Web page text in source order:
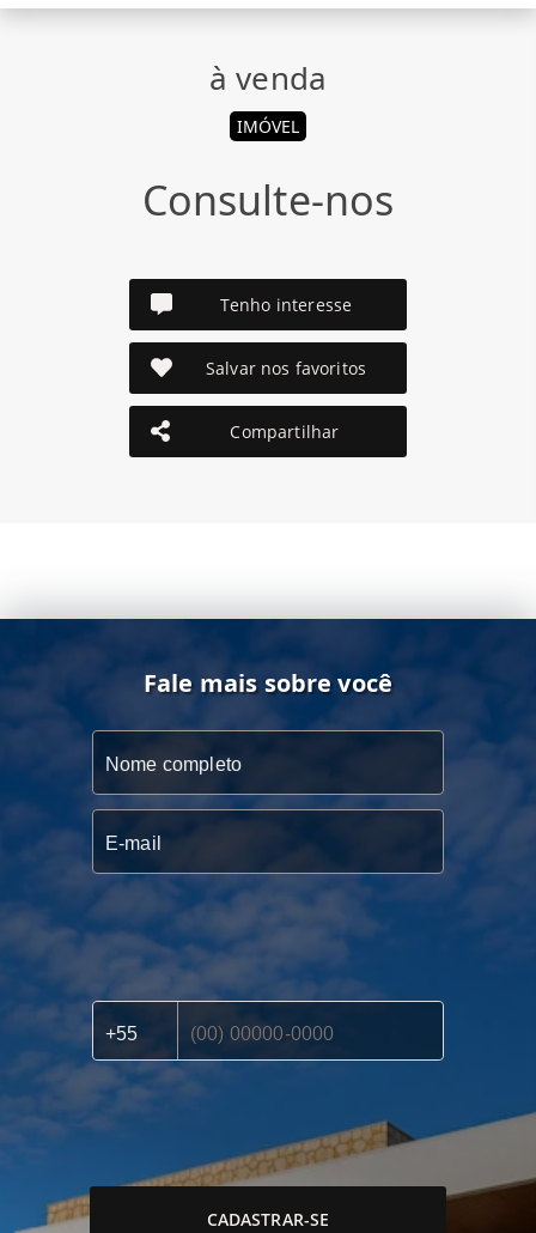
à venda
IMÓVEL
Consulte-nos
Tenho interesse
Salvar nos favoritos
Compartilhar
Fale mais sobre você
CADASTRAR-SE